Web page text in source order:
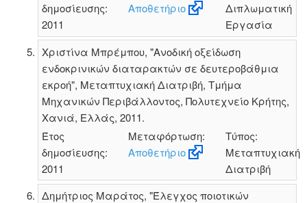
δημοσίευσης:
2011
Αποθετήριο
Διπλωματική
Εργασία
Χριστίνα Μπρέμπου, "Ανοδική οξείδωση
ενδοκρινικών διαταρακτών σε δευτεροβάθμια
εκροή", Μεταπτυχιακή Διατριβή, Τμήμα
Μηχανικών Περιβάλλοντος, Πολυτεχνείο Κρήτης,
Χανιά, Ελλάς, 2011.
Έτος
δημοσίευσης:
2011
Μεταφόρτωση:
Αποθετήριο
Τύπος:
Μεταπτυχιακή
Διατριβή
Δημήτριος Μαράτος, "Έλεγχος ποιοτικών